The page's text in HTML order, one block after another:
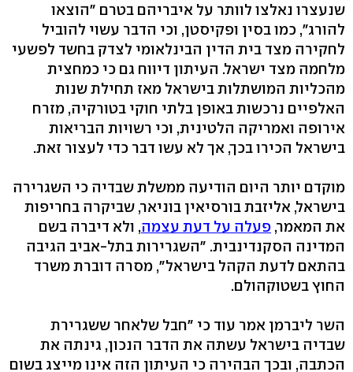
שנעצרו נאלצו לוותר על איבריהם בטרם "הוצאו
להורג", כמו בסין ופקיסטן, וכי הדבר עשוי להוביל
לחקירה מצד בית הדין הבינלאומי לצדק בחשד לפשעי
מלחמה מצד ישראל. העיתון דיווח גם כי כמחצית
מהכליות המושתלות בישראל מאז תחילת שנות
האלפיים נרכשות באופן בלתי חוקי בטורקיה, מזרח
אירופה ואמריקה הלטינית, וכי רשויות הבריאות
בישראל הכירו בכך, אך לא עשו דבר כדי לעצור זאת.
מוקדם יותר היום הודיעה ממשלת שבדיה כי השגרירה
בישראל, אליזבת בורסיאין בוניאר, שביקרה בחריפות
את המאמר, פעלה על דעת עצמה, ולא דיברה בשם
המדינה הסקנדינבית. "השגרירות בתל-אביב הגיבה
בהתאם לדעת הקהל בישראל", מסרה דוברת משרד
החוץ בשטוקהולם.
השר ליברמן אמר עוד כי "חבל שלאחר ששגרירת
שבדיה בישראל עשתה את הדבר הנכון, גינתה את
הכתבה, ובכך הבהירה כי העיתון הזה אינו מייצג בשום